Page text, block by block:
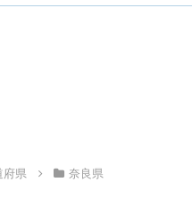
府県 奈良県